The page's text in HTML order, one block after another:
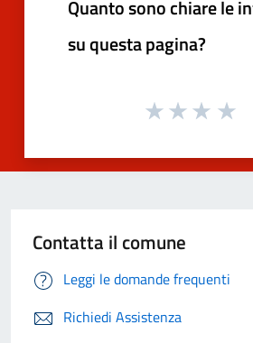
Quanto sono chiare le
su questa pagina?
Contatta il comune
Leggi le domande frequenti
Richiedi Assistenza